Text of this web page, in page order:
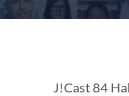
J!Cast 84